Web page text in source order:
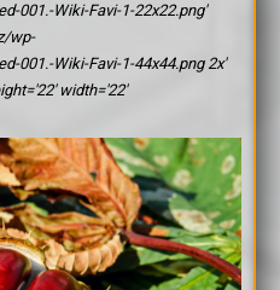
001.-Wiki-Favi-1-22x22.png'
wp-
001.-Wiki-Favi-1-44x44.png 2x'
width='22'